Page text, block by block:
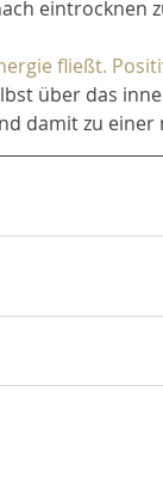
eintrocknen
fließt.
über das
damit zu